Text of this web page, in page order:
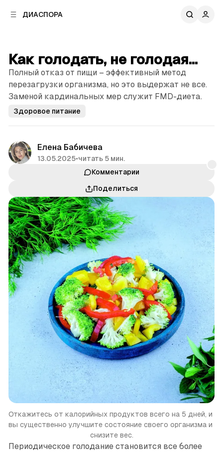
ДИАСПОРА
Как голодать, не голодая...
Полный отказ от пищи – эффективный метод
перезагрузки организма, но это выдержат не все.
Заменой кардинальных мер служит FMD-диета.
Здоровое питание
Елена Бабичева
13.05.2025•читать 5 мин.
Комментарии
Поделиться
Откажитесь от калорийных продуктов всего на 5 дней, и
вы существенно улучшите состояние своего организма и
снизите вес.
Периодическое голодание становится все более